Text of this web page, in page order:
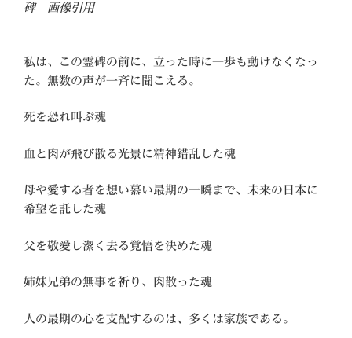
碑 画像引用
私は、この霊碑の前に、立った時に一歩も動けなくなっ
た。無数の声が一斉に聞こえる。
死を恐れ叫ぶ魂
血と肉が飛び散る光景に精神錯乱した魂
母や愛する者を想い慕い最期の一瞬まで、未来の日本に
希望を託した魂
父を敬愛し潔く去る覚悟を決めた魂
姉妹兄弟の無事を祈り、肉散った魂
人の最期の心を支配するのは、多くは家族である。